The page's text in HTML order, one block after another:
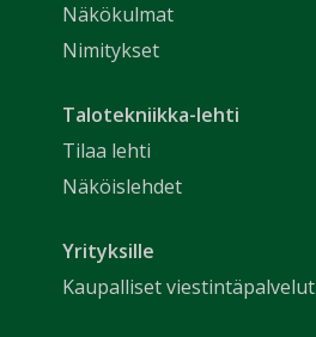
Näkökulmat
Nimitykset
Talotekniikka-lehti
Tilaa lehti
Näköislehdet
Yrityksille
Kaupalliset viestintäpalvelut